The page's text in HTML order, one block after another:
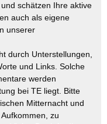
schätzen Ihre aktive
auch als eigene
unserer
durch Unterstellungen,
und Links. Solche
werden
bei TE liegt. Bitte
Mitternacht und
zu